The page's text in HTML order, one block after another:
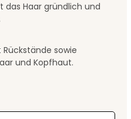
das Haar gründlich und
sowie
und Kopfhaut.